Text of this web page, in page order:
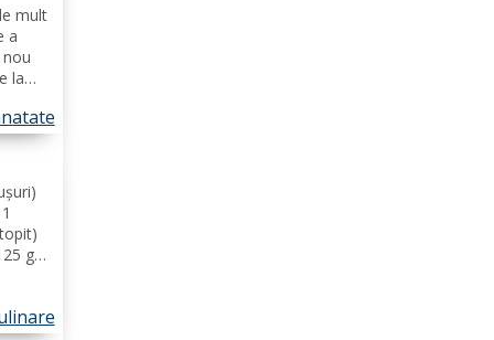
mult
a
la
g